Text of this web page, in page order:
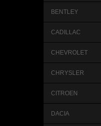
BENTLEY
CADILLAC
CHEVROLET
CHRYSLER
CITROEN
DACIA